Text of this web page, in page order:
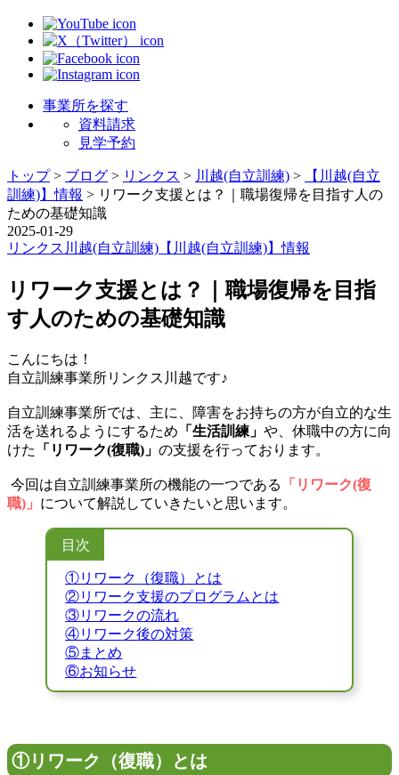
事業所を探す
資料請求
見学予約
トップ> ブログ > リンクス > 川越(自立訓練) >
【川越(自立
訓練)】情報 > リワーク支援とは？｜職場復帰を目指す人の
ための基礎知識
2025-01-29
リンクス 川越(自立訓練) 【川越(自立訓練)】情報
リワーク支援とは？｜職場復帰を目指
す人のための基礎知識
こんにちは！
自立訓練事業所リンクス川越です♪
自立訓練事業所では、主に、障害をお持ちの方が自立的な生
活を送れるようにするため 「生活訓練」 や、休職中の方に向
けた
「リワーク(復職)」 の支援を行っております。
今回は自立訓練事業所の機能の一つである
「リワーク(復
職)」 について解説していきたいと思います。
目次
①リワーク（復職）とは
②リワーク支援のプログラムとは
③リワークの流れ
④リワーク後の対策
⑤まとめ
⑥お知らせ
①リワーク（復職）とは